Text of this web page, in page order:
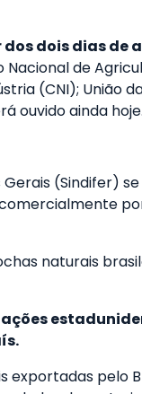
dois dias de
de
(CNI); União
ouvido ainda hoje.
(Sindifer)
naturais
pelo